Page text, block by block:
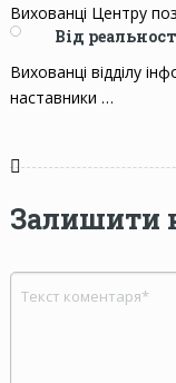
Вихованці Центру
Від
Вихованці відділу
наставники …
Залишити